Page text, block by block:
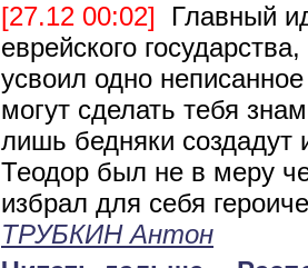
[27.12 00:02] Главный
еврейского
усвоил одно
могут сделать тебя
лишь бедняки создадут
Теодор был не в меру
избрал для себя
ТРУБКИН Антон